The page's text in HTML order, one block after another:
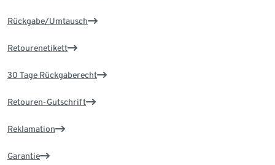
Rückgabe/Umtausch
Retourenetikett
30 Tage Rückgaberecht
Retouren-Gutschrift
Reklamation
Garantie